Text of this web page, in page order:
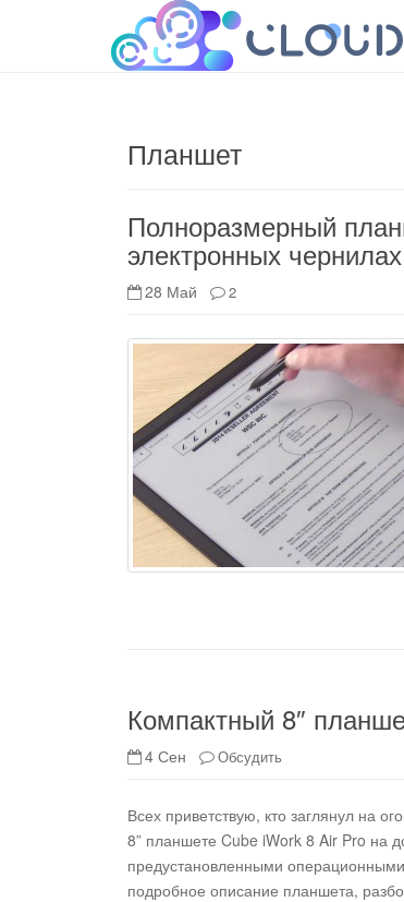
Облако технологий
cloudteh.ru
Планшет
Полноразмерный
электронных чернилах
28 Май 2
Компактный 8″
4 Сен Обсудить
Всех приветствую, кто заглянул на
8” планшете Cube iWork 8 Air Pro на
предустановленными
подробное описание планшета,